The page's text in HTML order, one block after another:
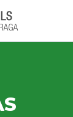
principal